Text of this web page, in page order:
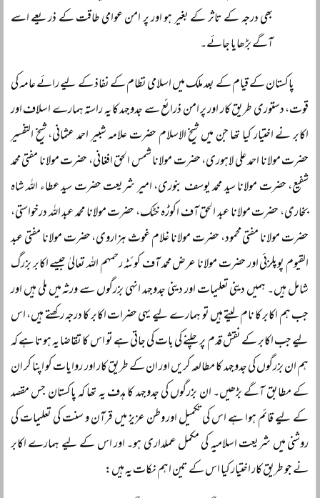
بھی درجہ کے تاثر کے بغیر ہو اور پر امن عوامی طاقت کے ذریعے اسے
آگے بڑھایا جائے۔
پاکستان کے قیام کے بعد ملک میں اسلامی نظام کے نفاذ کے لیے رائے عامہ کی
قوت، دستوری طریق کار اور پر امن ذرائع سے جدوجہد کا یہ راستہ ہمارے اسلاف اور
اکابر نے اختیار کیا تھا جن میں شیخ الاسلام حضرت علامہ شبیر احمد عثمانی، شیخ التفسیر
حضرت مولانا احمد علی لاہوری، حضرت مولانا شمس الحق افغانی، حضرت مولانا مفتی محمد
شفیع، حضرت مولانا سید محمد یوسف بنوری، امیر شریعت حضرت سید عطاء اللہ شاہ
بخاری، حضرت مولانا عبد الحق آف اکوڑہ خٹک، حضرت مولانا محمد عبد اللہ درخواستی،
حضرت مولانا مفتی محمود، حضرت مولانا غلام غوث ہزاروی، حضرت مولانا مفتی عبد
القیوم پوپلزئی اور حضرت مولانا عرض محمد آف کوئٹہ رحمہم اللہ تعالیٰ جیسے اکابر بزرگ
شامل ہیں۔ ہمیں دینی تعلیمات اور دینی جدوجہد انہی بزرگوں سے ورثہ میں ملی ہیں اور
جب ہم اکابر کا نام لیتے ہیں تو ہمارے لیے یہی حضرات اکابر کا درجہ رکھتے ہیں، اس
لیے جب اکابر کے نقش قدم پر چلنے کی بات کی جاتی ہے تو اس کا تقاضا یہ ہوتا ہے کہ
ہم ان بزرگوں کی جدوجہد کا مطالعہ کریں اور ان کے طریق کار اور روایات کو اپنا کر ان
کے مطابق آگے بڑھیں۔ ان بزرگوں کی جدوجہد کا ہدف یہ تھا کہ پاکستان جس مقصد
کے لیے قائم ہوا ہے اس کی تکمیل اور وطن عزیز میں قرآن و سنت کی تعلیمات کی
روشنی میں شریعت اسلامیہ کی مکمل عملداری ہو۔ اور اس کے لیے ہمارے اکابر
نے جو طریق کار اختیار کیا اس کے تین اہم نکات یہ ہیں: